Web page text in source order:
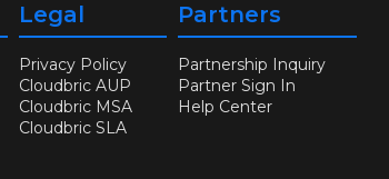
Legal
Privacy Policy
Cloudbric AUP
Cloudbric MSA
Cloudbric SLA
Partners
Partnership Inquiry
Partner Sign In
Help Center